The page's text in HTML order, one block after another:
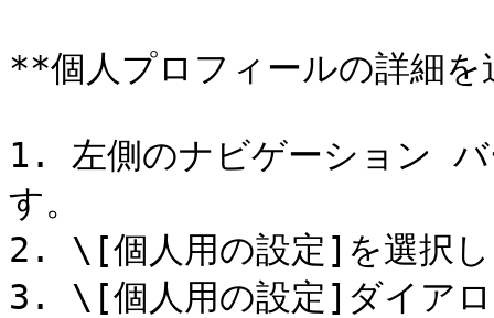
**個人プロフィールの詳細
1. 左側のナビゲーション
す。
2. \[個人用の設定]を選択し
3. \[個人用の設定]ダイア